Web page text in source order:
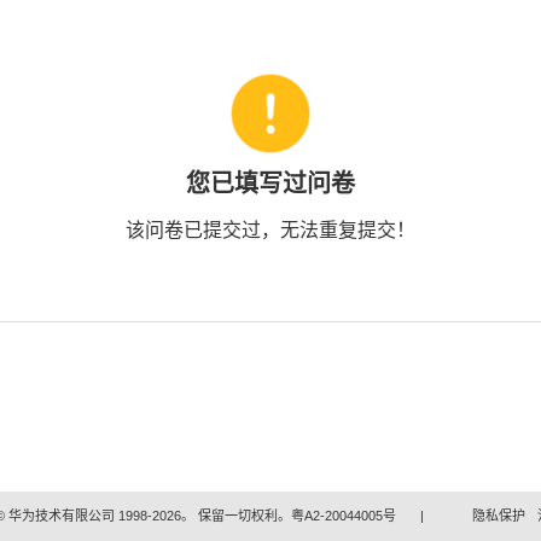
您已填写过问卷
该问卷已提交过，无法重复提交！
华为技术有限公司 1998-2026。 保留一切权利。粤A2-20044005号 | 隐私保护